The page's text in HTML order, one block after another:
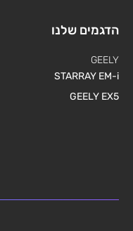
הדגמים שלנו
GEELY
STARRAY EM-i
GEELY EX5